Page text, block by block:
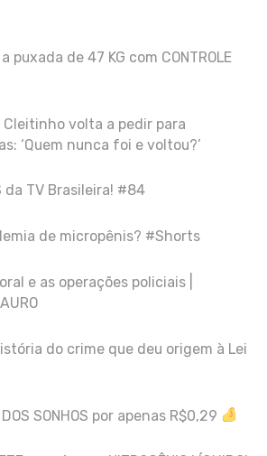
puxada de 47 KG com CONTROLE
volta a pedir para
‘Quem nunca foi e voltou?’
da TV Brasileira! #84
de micropênis? #Shorts
e as operações policiais |
do crime que deu origem à Lei
SONHOS por apenas R$0,29